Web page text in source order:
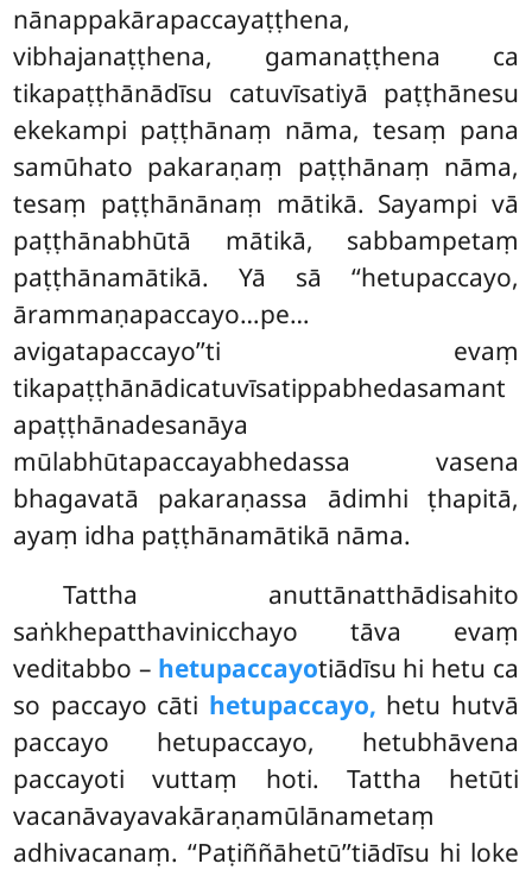
nānappakārapaccayaṭṭhena,
vibhajanaṭṭhena, gamanaṭṭhena ca
tikapaṭṭhānādīsu catuvīsatiyā paṭṭhānesu
ekekampi paṭṭhānaṃ nāma, tesaṃ pana
samūhato pakaraṇaṃ paṭṭhānaṃ nāma,
tesaṃ paṭṭhānānaṃ mātikā. Sayampi vā
paṭṭhānabhūtā mātikā, sabbampetaṃ
paṭṭhānamātikā. Yā sā ‘‘hetupaccayo,
ārammaṇapaccayo…pe…
avigatapaccayo’’ti evaṃ
tikapaṭṭhānādicatuvīsatippabhedasamant
apaṭṭhānadesanāya
mūlabhūtapaccayabhedassa vasena
bhagavatā pakaraṇassa ādimhi ṭhapitā,
ayaṃ idha paṭṭhānamātikā nāma.
Tattha anuttānatthādisahito
saṅkhepatthavinicchayo tāva evaṃ
veditabbo – hetupaccayotiādīsu hi hetu ca
so paccayo cāti hetupaccayo, hetu hutvā
paccayo hetupaccayo, hetubhāvena
paccayoti vuttaṃ hoti. Tattha hetūti
vacanāvayavakāraṇamūlānametaṃ
adhivacanaṃ. ‘‘Paṭiññāhetū’’tiādīsu hi loke